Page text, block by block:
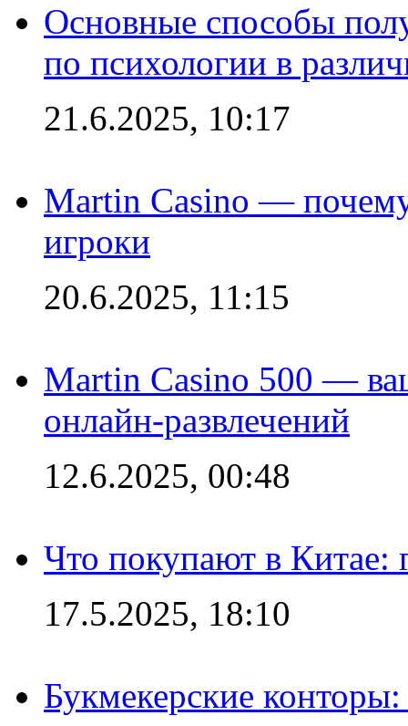
Основные способы
по психологии в
21.6.2025, 10:17
Martin Casino —
игроки
20.6.2025, 11:15
Martin Casino 500 —
онлайн-развлечений
12.6.2025, 00:48
Что покупают в Китае:
17.5.2025, 18:10
Букмекерские